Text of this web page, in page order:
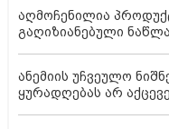
აღმოჩენილია
გაღიზიანებული
ანემიის უჩვეულო
ყურადღებას არ